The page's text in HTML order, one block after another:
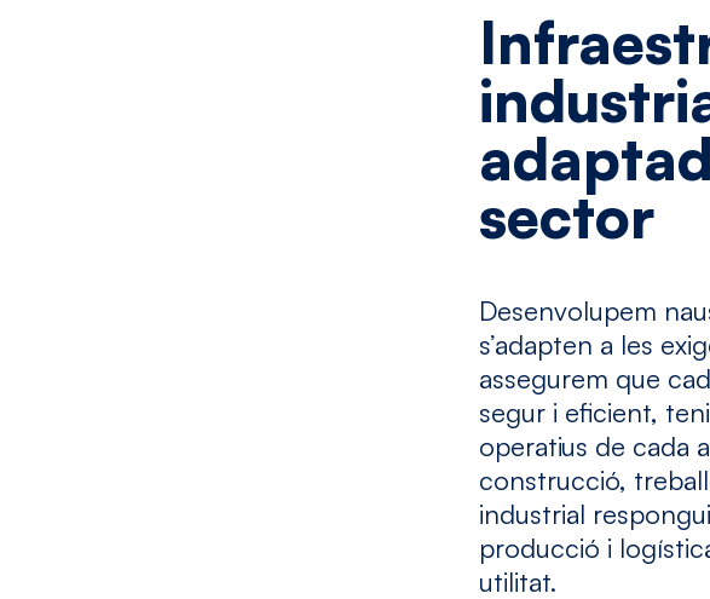
sector
Desenvolupem
s’adapten a les
assegurem que
segur i eficient,
operatius de cada
construcció,
industrial
producció i
utilitat.